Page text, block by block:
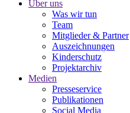
Über uns
Was wir tun
Team
Mitglieder & Partner
Auszeichnungen
Kinderschutz
Projektarchiv
Medien
Presseservice
Publikationen
Social Media